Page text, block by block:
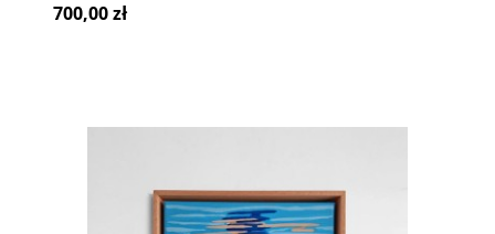
700,00 zł